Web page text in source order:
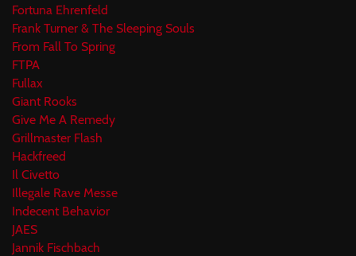
Fortuna Ehrenfeld
Frank Turner & The Sleeping Souls
From Fall To Spring
FTPA
Fullax
Giant Rooks
Give Me A Remedy
Grillmaster Flash
Hackfreed
Il Civetto
Illegale Rave Messe
Indecent Behavior
JAES
Jannik Fischbach